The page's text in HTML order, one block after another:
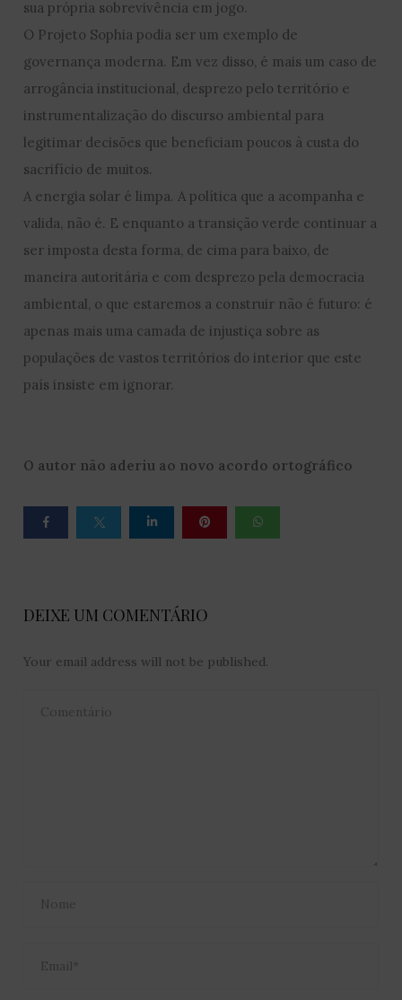
sua própria sobrevivência em jogo.
O Projeto Sophia podia ser um exemplo de
governança moderna. Em vez disso, é mais um caso de
arrogância institucional, desprezo pelo território e
instrumentalização do discurso ambiental para
legitimar decisões que beneficiam poucos à custa do
sacrifício de muitos.
A energia solar é limpa. A política que a acompanha e
valida, não é. E enquanto a transição verde continuar a
ser imposta desta forma, de cima para baixo, de
maneira autoritária e com desprezo pela democracia
ambiental, o que estaremos a construir não é futuro: é
apenas mais uma camada de injustiça sobre as
populações de vastos territórios do interior que este
país insiste em ignorar.
O autor não aderiu ao novo acordo ortográfico
DEIXE UM COMENTÁRIO
Your email address will not be published.